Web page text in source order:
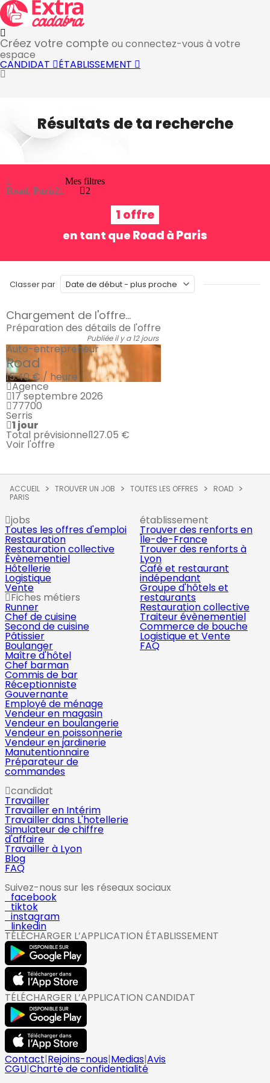
Créez votre compte ou connectez-vous à votre
espace
CANDIDAT ÉTABLISSEMENT
Résultats de ta recherche
Road, Paris2
Mes filtres
2
1 offre
en tant que Road à Paris
Classer par
Chargement de l'offre...
Préparation des détails de l'offre
Publiée il y a 12 jours
Auto-entrepreneur
Road
15.40 € / heure
Agence
17 septembre 2026
77700
Serris
1 jour
Total prévisionnel127.05 €
Voir l'offre
ACCUEIL TROUVER UN JOB TOUTES LES OFFRES
ROAD
PARIS
jobs
Toutes les offres d'emploi
Restauration
Restauration collective
Évènementiel
Hôtellerie
Logistique
Vente
Fiches métiers
Runner
Chef de cuisine
Second de cuisine
Pâtissier
Boulanger
Maître d'hôtel
Chef barman
Commis de bar
Réceptionniste
Gouvernante
Employé de ménage
Vendeur en magasin
Vendeur en boulangerie
Vendeur en poissonnerie
Vendeur en jardinerie
Manutentionnaire
Préparateur de
commandes
établissement
Trouver des renforts en
Île-de-France
Trouver des renforts à
Lyon
Café et restaurant
indépendant
Groupe d'hôtels et
restaurants
Restauration collective
Traiteur évènementiel
Commerce de bouche
Logistique et Vente
FAQ
candidat
Travailler
Travailler en Intérim
Travailler dans L'hotellerie
Simulateur de chiffre
d'affaire
Travailler à Lyon
Blog
FAQ
Suivez-nous sur les réseaux sociaux
facebook
tiktok
instagram
linkedin
TÉLÉCHARGER L’APPLICATION ÉTABLISSEMENT
TÉLÉCHARGER L’APPLICATION CANDIDAT
Contact|Rejoins-nous|Medias|Avis
CGU|Charte de confidentialité